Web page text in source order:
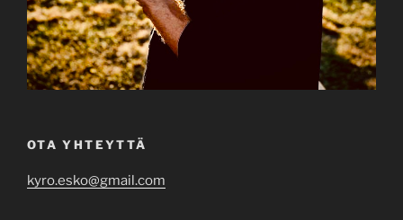
OTA YHTEYTTÄ
kyro.esko@gmail.com